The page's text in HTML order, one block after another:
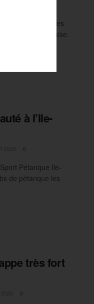
deux équipes
Française.
à l’Ile-
Pétanque Ile-
de pétanque les
très fort